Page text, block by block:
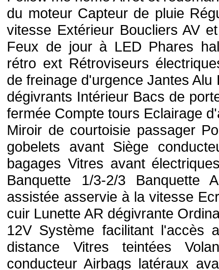
du moteur Capteur de pluie
vitesse Extérieur Boucliers AV
Feux de jour à LED Phares
rétro ext Rétroviseurs
de freinage d'urgence Jantes
dégivrants Intérieur Bacs de
fermée Compte tours Eclairage
Miroir de courtoisie passager
gobelets avant Siège
bagages Vitres avant
Banquette 1/3-2/3 Banquette
assistée asservie à la vitesse
cuir Lunette AR dégivrante
12V Système facilitant l'accès
distance Vitres teintées
conducteur Airbags latéraux